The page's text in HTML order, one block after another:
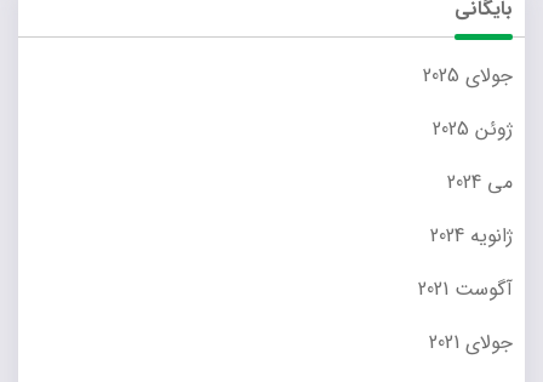
بایگانی
جولای 2025
ژوئن 2025
می 2024
ژانویه 2024
آگوست 2021
جولای 2021